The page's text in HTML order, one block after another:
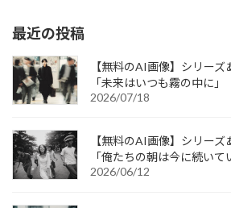
最近の投稿
【無料のAI画像】シリー
「未来はいつも霧の中に」
2026/07/18
【無料のAI画像】シリー
「俺たちの朝は今に続いて
2026/06/12